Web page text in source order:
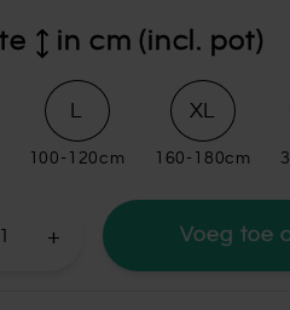
in cm (incl. pot)
100-120cm
XL
160-180cm
+ Voeg toe